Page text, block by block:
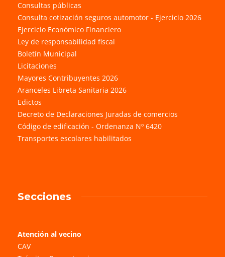
Consultas públicas
Consulta cotización seguros automotor - Ejercicio 2026
Ejercicio Económico Financiero
Ley de responsabilidad fiscal
Boletín Municipal
Licitaciones
Mayores Contribuyentes 2026
Aranceles Libreta Sanitaria 2026
Edictos
Decreto de Declaraciones Juradas de comercios
Código de edificación - Ordenanza Nº 6420
Transportes escolares habilitados
Secciones
Atención al vecino
CAV